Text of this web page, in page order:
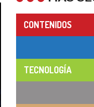
CONTENIDOS
TECNOLOGÍA